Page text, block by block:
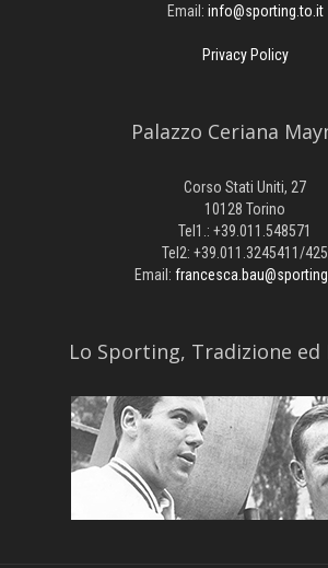
Email: info@sporting.to.it
Privacy Policy
Palazzo Ceriana
Corso Stati Uniti, 27
10128 Torino
Tel1.: +39.011.548571
Tel2: +39.011.3245411/425
Email:
​Lo Sporting, Tradizione ed